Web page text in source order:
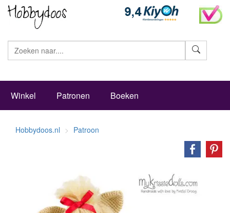
Winkel Patronen Boeken
Hobbydoos.nl Patroon